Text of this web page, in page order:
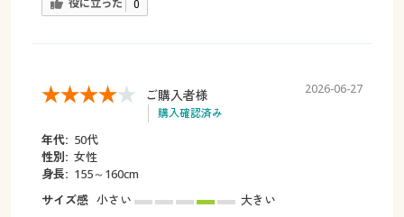
役に立った 0
ご購入者様
購入確認済み
2026-06-27
年代: 50代
性別: 女性
身長: 155～160cm
サイズ感 小さい
大きい